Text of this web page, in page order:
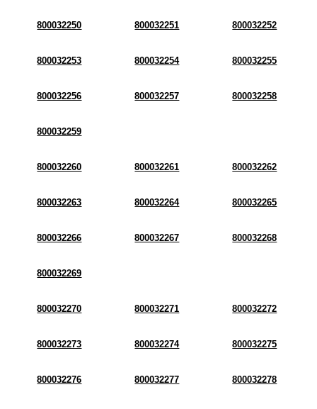
800032250 800032251 800032252
800032253 800032254 800032255
800032256 800032257 800032258
800032259
800032260 800032261 800032262
800032263 800032264 800032265
800032266 800032267 800032268
800032269
800032270 800032271 800032272
800032273 800032274 800032275
800032276 800032277 800032278